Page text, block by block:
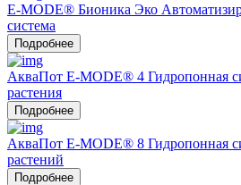
E-MODE® Бионика Эко
система
Подробнее
АкваПот E-MODE® 4 Гидропонная
растения
Подробнее
АкваПот E-MODE® 8 Гидропонная
растений
Подробнее